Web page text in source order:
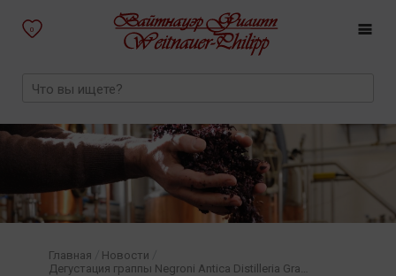
0
Главная Новости
Дегустация граппы Negroni Antica Distilleria Grappa di Monovitigno Moscato